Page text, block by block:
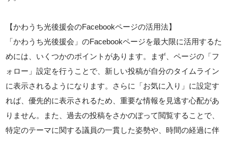
【かわうち光後援会のFacebookページの活用法】
「かわうち光後援会」のFacebookページを最大限に活用するた
めには、いくつかのポイントがあります。まず、ページの「フ
ォロー」設定を行うことで、新しい投稿が自分のタイムライン
に表示されるようになります。さらに「お気に入り」に設定す
れば、優先的に表示されるため、重要な情報を見逃す心配があ
りません。また、過去の投稿をさかのぼって閲覧することで、
特定のテーマに関する議員の一貫した姿勢や、時間の経過に伴